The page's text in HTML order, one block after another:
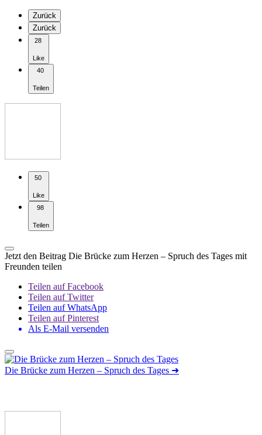
Zurück
Zurück
28
Like
40
Teilen
50
Like
98
Teilen
Jetzt den Beitrag Die Brücke zum Herzen – Spruch des Tages mit
Freunden teilen
Teilen auf Facebook
Teilen auf Twitter
Teilen auf WhatsApp
Teilen auf Pinterest
Als E-Mail versenden
Die Brücke zum Herzen – Spruch des Tages ➜